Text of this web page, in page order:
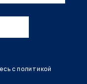
с политикой